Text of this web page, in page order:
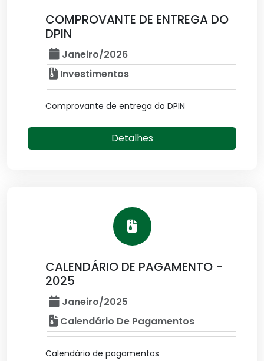
COMPROVANTE DE ENTREGA DO
DPIN
Janeiro/2026
Investimentos
Comprovante de entrega do DPIN
Detalhes
CALENDÁRIO DE PAGAMENTO -
2025
Janeiro/2025
Calendário De Pagamentos
Calendário de pagamentos